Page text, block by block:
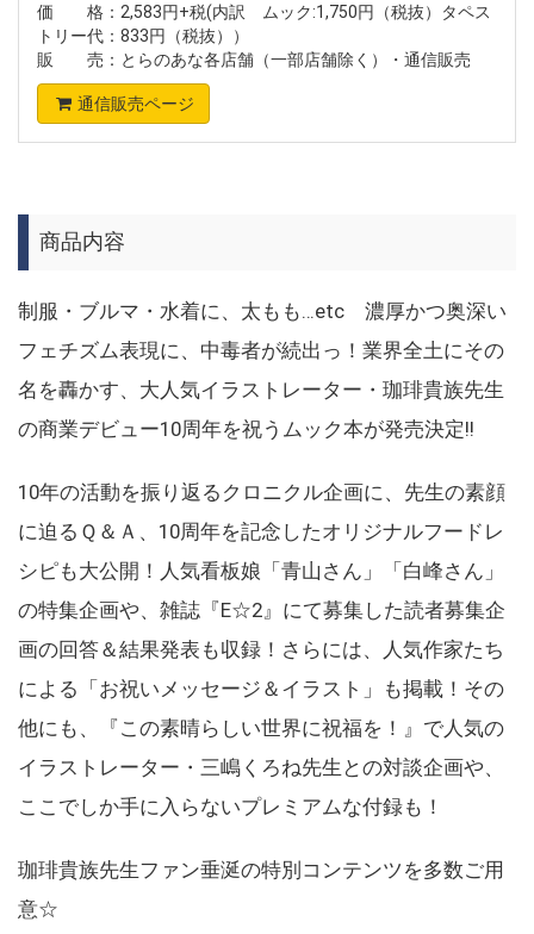
価 格：2,583円+税(内訳 ムック:1,750円（税抜）タペス
トリー代：833円（税抜））
販 売：とらのあな各店舗（一部店舗除く）・通信販売
通信販売ページ
商品内容
制服・ブルマ・水着に、太もも…etc 濃厚かつ奥深い
フェチズム表現に、中毒者が続出っ！業界全土にその
名を轟かす、大人気イラストレーター・珈琲貴族先生
の商業デビュー10周年を祝うムック本が発売決定!!
10年の活動を振り返るクロニクル企画に、先生の素顔
に迫るＱ＆Ａ、10周年を記念したオリジナルフードレ
シピも大公開！人気看板娘「青山さん」「白峰さん」
の特集企画や、雑誌『E☆2』にて募集した読者募集企
画の回答＆結果発表も収録！さらには、人気作家たち
による「お祝いメッセージ＆イラスト」も掲載！その
他にも、『この素晴らしい世界に祝福を！』で人気の
イラストレーター・三嶋くろね先生との対談企画や、
ここでしか手に入らないプレミアムな付録も！
珈琲貴族先生ファン垂涎の特別コンテンツを多数ご用
意☆